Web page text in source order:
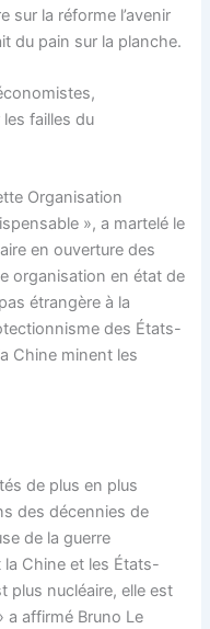
sur la réforme l’avenir
du pain sur la planche.
failles du
Organisation
», a martelé le
en ouverture des
organisation en état de
étrangère à la
des États-
Chine minent les
de plus en plus
des décennies de
de la guerre
Chine et les États-
plus nucléaire, elle est
a affirmé Bruno Le